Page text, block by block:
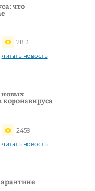
что
2813
читать новость
новых
коронавируса
2459
читать новость